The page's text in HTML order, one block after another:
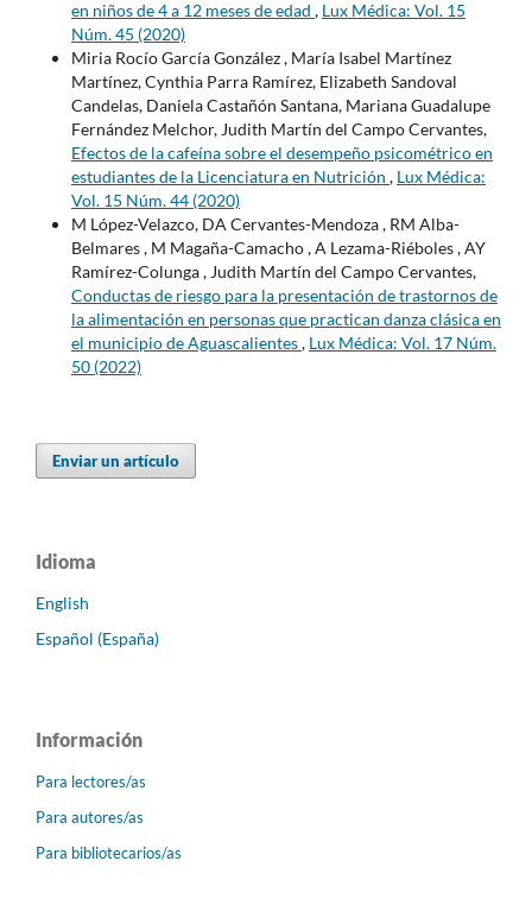
en niños de 4 a 12 meses de edad , Lux Médica: Vol. 15
Núm. 45 (2020)
Miria Rocío García González , María Isabel Martínez
Martínez, Cynthia Parra Ramírez, Elizabeth Sandoval
Candelas, Daniela Castañón Santana, Mariana Guadalupe
Fernández Melchor, Judith Martín del Campo Cervantes,
Efectos de la cafeína sobre el desempeño psicométrico en
estudiantes de la Licenciatura en Nutrición , Lux Médica:
Vol. 15 Núm. 44 (2020)
M López-Velazco, DA Cervantes-Mendoza , RM Alba-
Belmares , M Magaña-Camacho , A Lezama-Riéboles , AY
Ramírez-Colunga , Judith Martín del Campo Cervantes,
Conductas de riesgo para la presentación de trastornos de
la alimentación en personas que practican danza clásica en
el municipio de Aguascalientes, Lux Médica: Vol. 17 Núm.
50 (2022)
Enviar un artículo
Idioma
English
Español (España)
Información
Para lectores/as
Para autores/as
Para bibliotecarios/as